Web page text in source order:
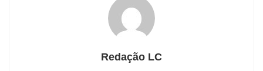
Redação LC